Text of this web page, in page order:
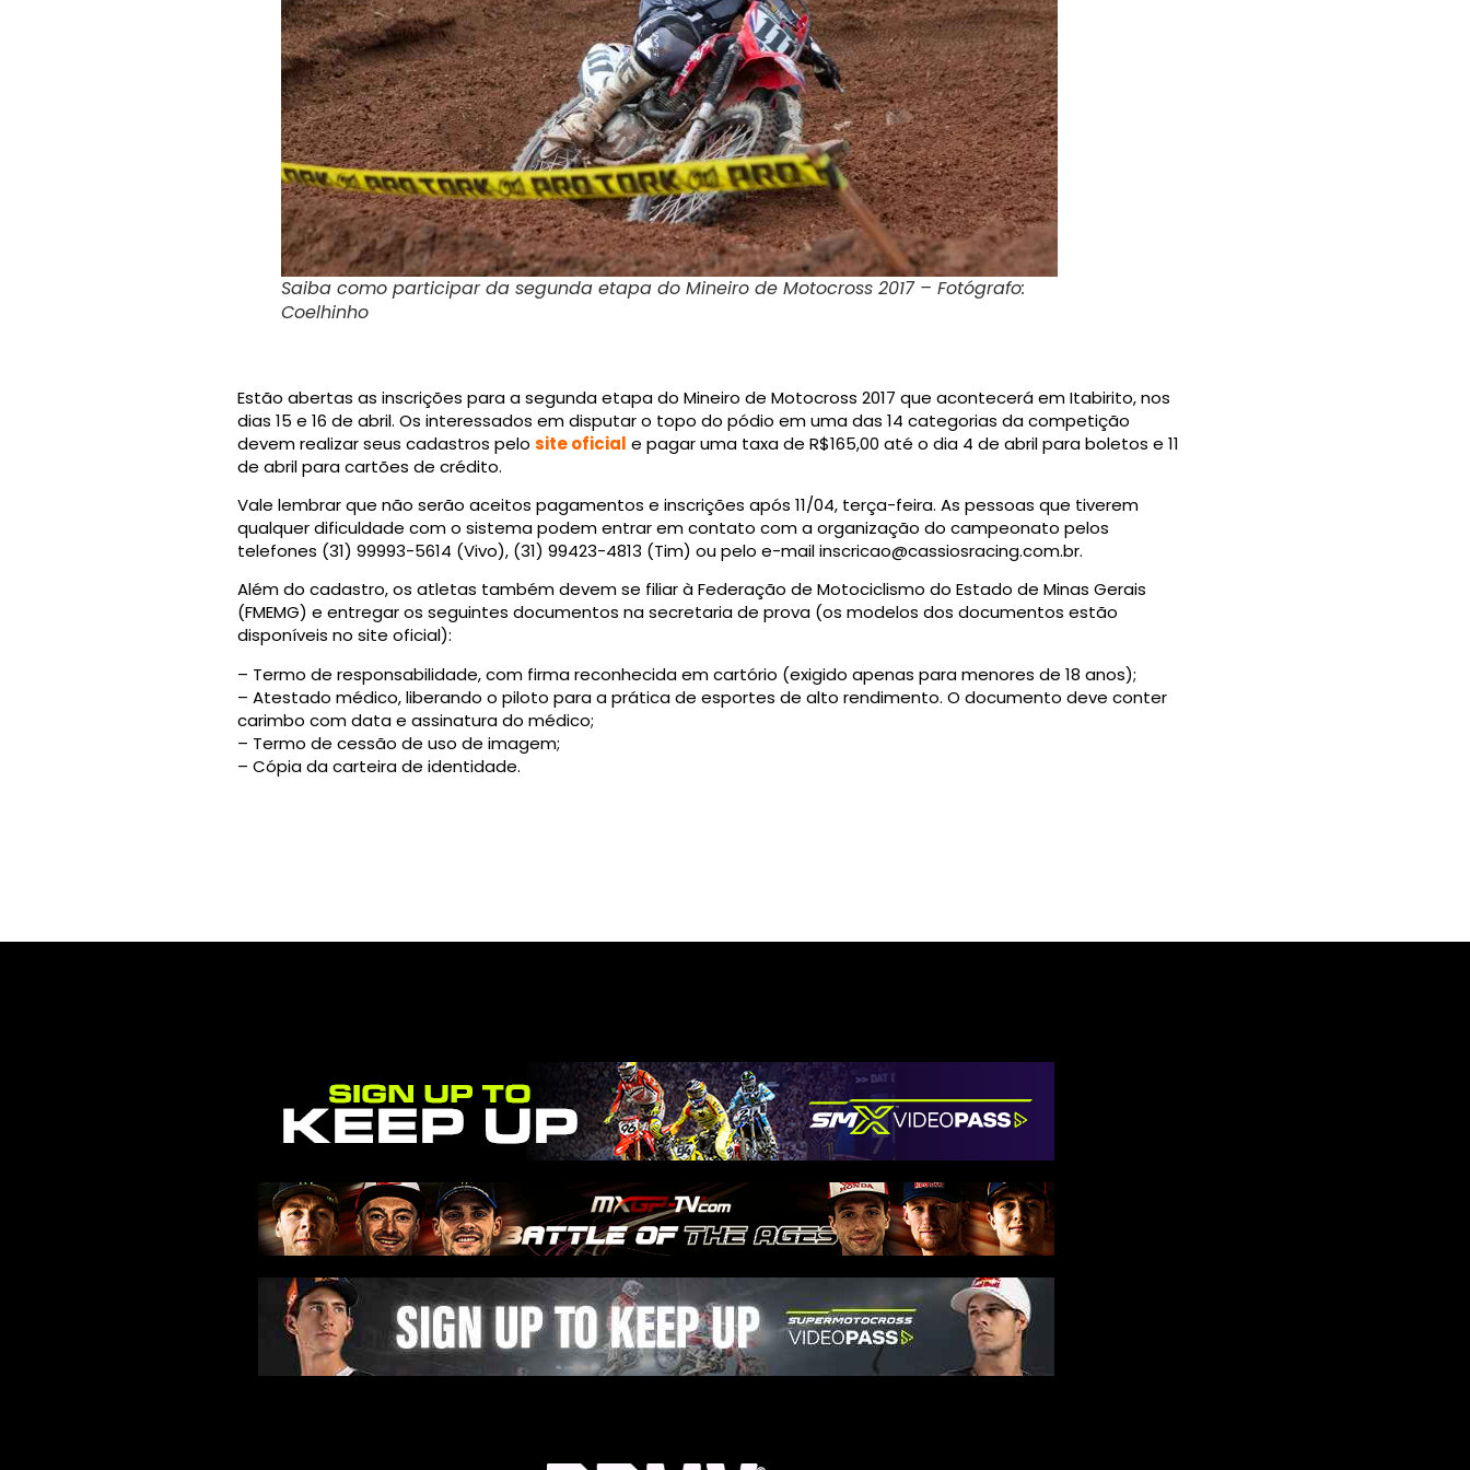
Saiba como participar da segunda etapa do Mineiro de Motocross 2017 – Fotógrafo:
Coelhinho
Estão abertas as inscrições para a segunda etapa do Mineiro de Motocross 2017 que acontecerá em Itabirito, nos
dias 15 e 16 de abril. Os interessados em disputar o topo do pódio em uma das 14 categorias da competição
devem realizar seus cadastros pelo site oficial e pagar uma taxa de R$165,00 até o dia 4 de abril para boletos e 11
de abril para cartões de crédito.
Vale lembrar que não serão aceitos pagamentos e inscrições após 11/04, terça-feira. As pessoas que tiverem
qualquer dificuldade com o sistema podem entrar em contato com a organização do campeonato pelos
telefones (31) 99993-5614 (Vivo), (31) 99423-4813 (Tim) ou pelo e-mailinscricao@cassiosracing.com.br.
Além do cadastro, os atletas também devem se filiar à Federação de Motociclismo do Estado de Minas Gerais
(FMEMG) e entregar os seguintes documentos na secretaria de prova (os modelos dos documentos estão
disponíveis no site oficial):
– Termo de responsabilidade, com firma reconhecida em cartório (exigido apenas para menores de 18 anos);
– Atestado médico, liberando o piloto para a prática de esportes de alto rendimento. O documento deve conter
carimbo com data e assinatura do médico;
– Termo de cessão de uso de imagem;
– Cópia da carteira de identidade.